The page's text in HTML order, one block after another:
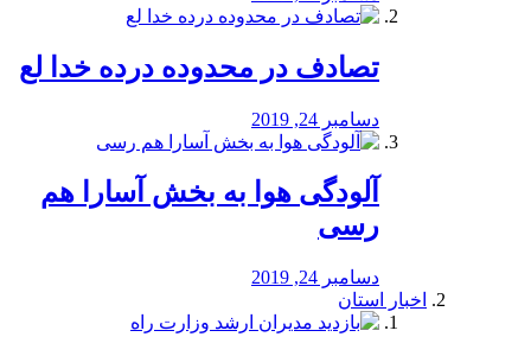
تصادف در محدوده درده خدا لع
دسامبر 24, 2019
آلودگی هوا به بخش آسارا هم
رسی
دسامبر 24, 2019
اخبار استان